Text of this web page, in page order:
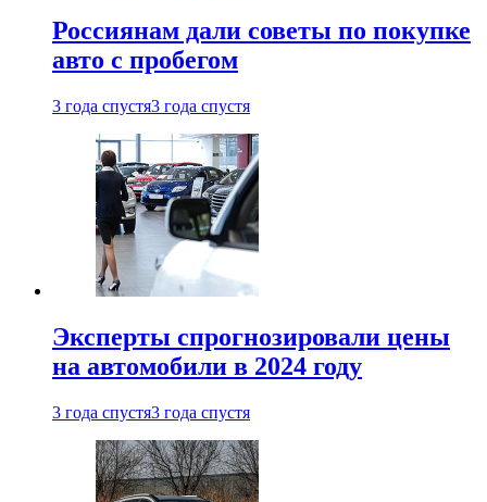
Россиянам дали советы по покупке
авто с пробегом
3 года спустя3 года спустя
Эксперты спрогнозировали цены
на автомобили в 2024 году
3 года спустя3 года спустя